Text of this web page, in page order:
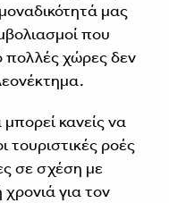
μας
που
πολλές χώρες δεν
κανείς να
τουριστικές ροές
σε σχέση με
για τον